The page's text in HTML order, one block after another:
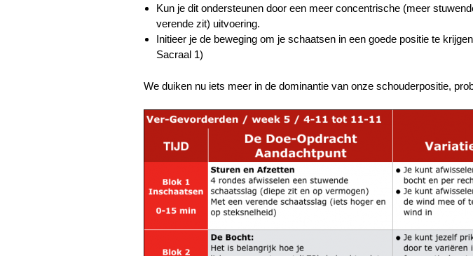
Kun je dit ondersteunen door een meer concentrische (meer
verende zit) uitvoering.
Initieer je de beweging om je schaatsen in een goede positie te
Sacraal 1)
We duiken nu iets meer in de dominantie van onze schouderpositie,